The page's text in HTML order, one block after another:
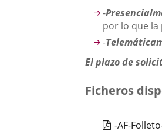
externa.
aplicación
externa.
-
por lo que la
-
El plazo de
Ficheros
-AF-